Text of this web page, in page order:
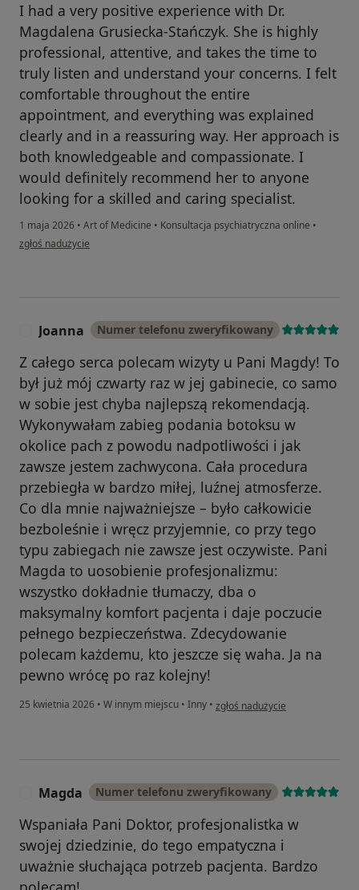
I had a very positive experience with Dr.
Magdalena Grusiecka-Stańczyk. She is highly
professional, attentive, and takes the time to
truly listen and understand your concerns. I felt
comfortable throughout the entire
appointment, and everything was explained
clearly and in a reassuring way. Her approach is
both knowledgeable and compassionate. I
would definitely recommend her to anyone
looking for a skilled and caring specialist.
1 maja 2026 • Art of Medicine • Konsultacja psychiatryczna online •
w opinii użytkownika Ayk
zgłoś nadużycie
Joanna Numer telefonu zweryfikowany
Z całego serca polecam wizyty u Pani Magdy! To
był już mój czwarty raz w jej gabinecie, co samo
w sobie jest chyba najlepszą rekomendacją.
Wykonywałam zabieg podania botoksu w
okolice pach z powodu nadpotliwości i jak
zawsze jestem zachwycona. Cała procedura
przebiegła w bardzo miłej, luźnej atmosferze.
Co dla mnie najważniejsze – było całkowicie
bezboleśnie i wręcz przyjemnie, co przy tego
typu zabiegach nie zawsze jest oczywiste. Pani
Magda to uosobienie profesjonalizmu:
wszystko dokładnie tłumaczy, dba o
maksymalny komfort pacjenta i daje poczucie
pełnego bezpieczeństwa. Zdecydowanie
polecam każdemu, kto jeszcze się waha. Ja na
pewno wrócę po raz kolejny!
25 kwietnia 2026 • W innym miejscu • Inny • w opinii użytkownika Joanna
zgłoś nadużycie
Magda Numer telefonu zweryfikowany
Wspaniała Pani Doktor, profesjonalistka w
swojej dziedzinie, do tego empatyczna i
uważnie słuchająca potrzeb pacjenta. Bardzo